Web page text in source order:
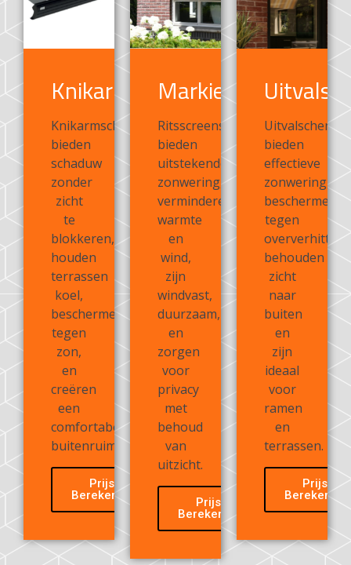
Knikarmscherm
Knikarmschermen
bieden
schaduw
zonder
zicht
te
blokkeren,
houden
terrassen
koel,
beschermen
tegen
zon,
en
creëren
een
comfortabele
buitenruimte.
Prijs
Berekenen
Markiezen
Ritsscreens
bieden
uitstekende
zonwering,
verminderen
warmte
en
wind,
zijn
windvast,
duurzaam,
en
zorgen
voor
privacy
met
behoud
van
uitzicht.
Prijs
Berekenen
bieden
effectieve
zonwering,
beschermen
tegen
oververhitting,
behouden
zicht
naar
buiten
en
zijn
ideaal
voor
ramen
en
terrassen.
Prijs
Berekenen